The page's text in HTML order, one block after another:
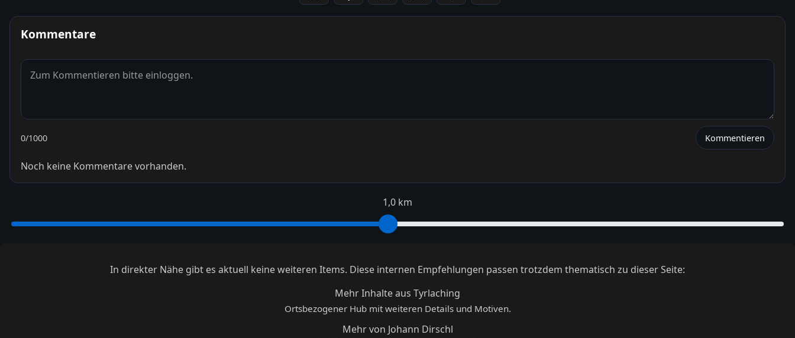
Kommentare
0/1000 Kommentieren
Noch keine Kommentare vorhanden.
1,0 km
In direkter Nähe gibt es aktuell keine weiteren Items. Diese internen Empfehlungen passen trotzdem thematisch zu dieser Seite:
Mehr Inhalte aus Tyrlaching
Ortsbezogener Hub mit weiteren Details und Motiven.
Mehr von Johann Dirschl